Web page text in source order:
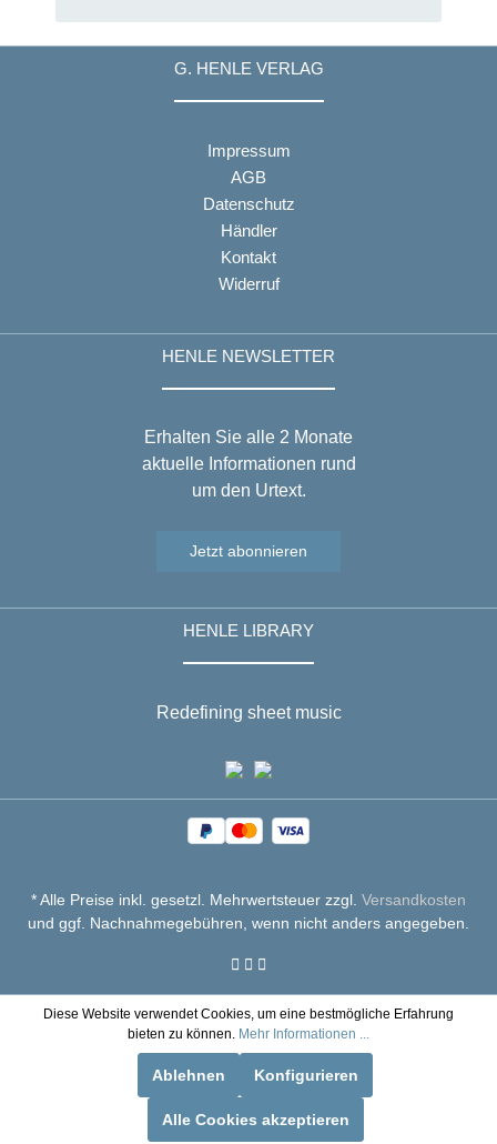
G. HENLE VERLAG
Impressum
AGB
Datenschutz
Händler
Kontakt
Widerruf
HENLE NEWSLETTER
Erhalten Sie alle 2 Monate
aktuelle Informationen rund
um den Urtext.
Jetzt abonnieren
HENLE LIBRARY
Redefining sheet music
* Alle Preise inkl. gesetzl. Mehrwertsteuer zzgl. Versandkosten
und ggf. Nachnahmegebühren, wenn nicht anders angegeben.
Diese Website verwendet Cookies, um eine bestmögliche Erfahrung
bieten zu können. Mehr Informationen ...
Ablehnen Konfigurieren
Alle Cookies akzeptieren